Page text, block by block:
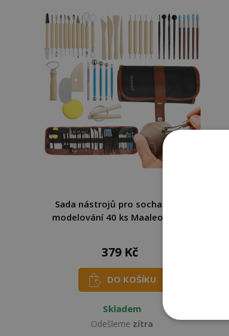
Sada nástrojů pro sochařství a
modelování 40 ks Maaleo 26135
379 Kč
DO KOŠÍKU
Skladem
Odešleme zítra